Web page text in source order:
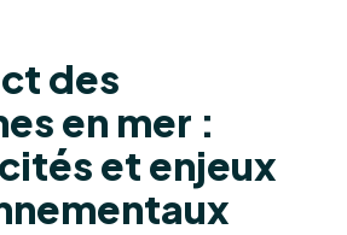
des
en mer :
et enjeux